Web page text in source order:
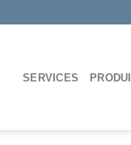
SERVICES